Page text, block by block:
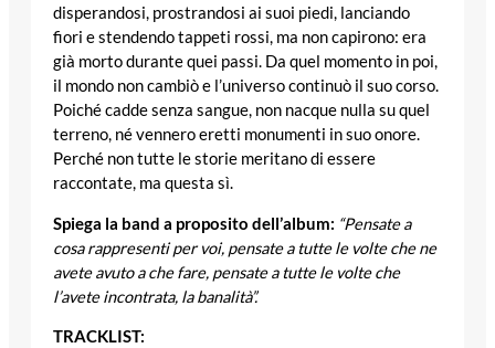
disperandosi, prostrandosi ai suoi piedi, lanciando
fiori e stendendo tappeti rossi, ma non capirono: era
già morto durante quei passi. Da quel momento in poi,
il mondo non cambiò e l’universo continuò il suo corso.
Poiché cadde senza sangue, non nacque nulla su quel
terreno, né vennero eretti monumenti in suo onore.
Perché non tutte le storie meritano di essere
raccontate, ma questa sì.
Spiega la band a proposito dell’album: “Pensate a
cosa rappresenti per voi, pensate a tutte le volte che ne
avete avuto a che fare, pensate a tutte le volte che
l’avete incontrata, la banalità”.
TRACKLIST: